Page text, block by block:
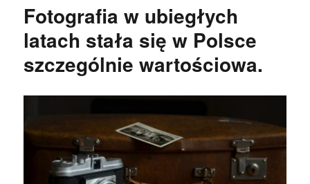
Fotografia w ubiegłych
latach stała się w Polsce
szczególnie wartościowa.